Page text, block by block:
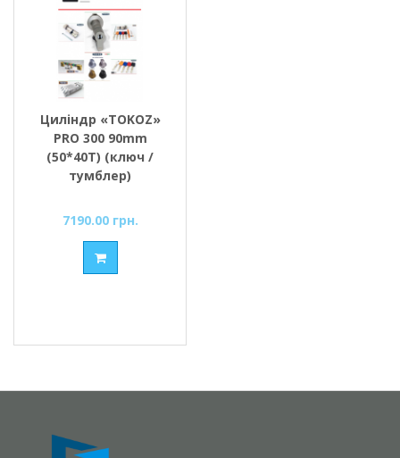
Циліндр «TOKOZ»
PRO 300 90mm
(50*40T) (ключ /
тумблер)
7190.00 грн.